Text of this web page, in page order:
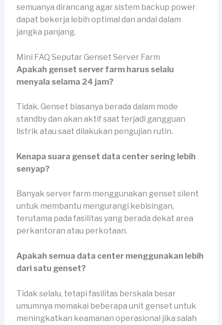
semuanya dirancang agar sistem backup power
dapat bekerja lebih optimal dan andal dalam
jangka panjang.
Mini FAQ Seputar Genset Server Farm
Apakah genset server farm harus selalu
menyala selama 24 jam?
Tidak. Genset biasanya berada dalam mode
standby dan akan aktif saat terjadi gangguan
listrik atau saat dilakukan pengujian rutin.
Kenapa suara genset data center sering lebih
senyap?
Banyak server farm menggunakan genset silent
untuk membantu mengurangi kebisingan,
terutama pada fasilitas yang berada dekat area
perkantoran atau perkotaan.
Apakah semua data center menggunakan lebih
dari satu genset?
Tidak selalu, tetapi fasilitas berskala besar
umumnya memakai beberapa unit genset untuk
meningkatkan keamanan operasional jika salah